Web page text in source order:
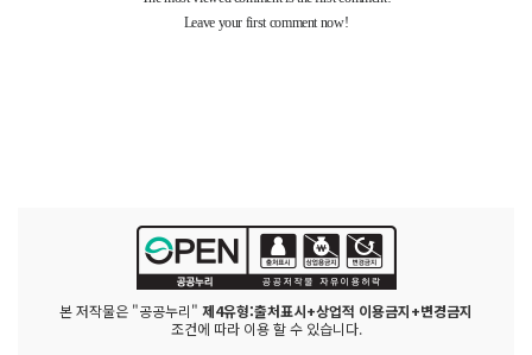
본 저작물은 "공공누리" 제4유형:출처표시+상업적 이용금지+변경금지
조건에 따라 이용 할 수 있습니다.